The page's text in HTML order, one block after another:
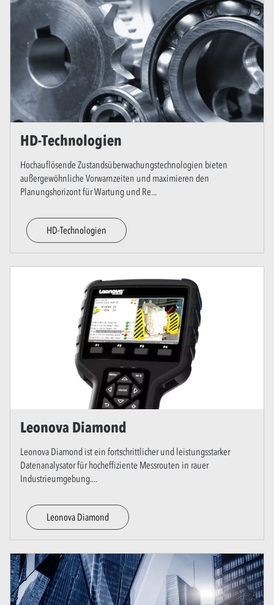
HD-Technologien
Hochauflösende Zustandsüberwachungstechnologien bieten
außergewöhnliche Vorwarnzeiten und maximieren den
Planungshorizont für Wartung und Re...
HD-Technologien
Leonova Diamond
Leonova Diamond ist ein fortschrittlicher und leistungsstarker
Datenanalysator für hocheffiziente Messrouten in rauer
Industrieumgebung....
Leonova Diamond